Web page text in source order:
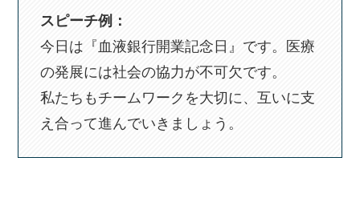
スピーチ例：
今日は『血液銀行開業記念日』です。医療
の発展には社会の協力が不可欠です。
私たちもチームワークを大切に、互いに支
え合って進んでいきましょう。